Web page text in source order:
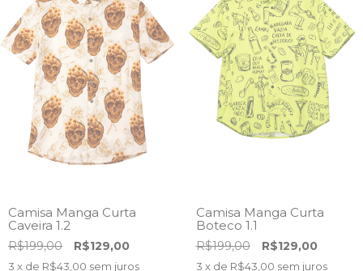
Camisa Manga Curta
Caveira 1.2
R$199,00 R$129,00
3 x de R$43,00 sem juros
Camisa Manga Curta
Boteco 1.1
R$199,00 R$129,00
3 x de R$43,00 sem juros